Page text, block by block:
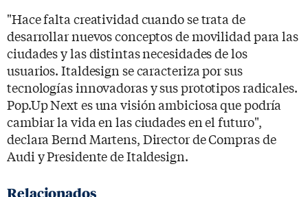
"Hace falta creatividad cuando se trata de
desarrollar nuevos conceptos de movilidad para las
ciudades y las distintas necesidades de los
usuarios. Italdesign se caracteriza por sus
tecnologías innovadoras y sus prototipos radicales.
Pop.Up Next es una visión ambiciosa que podría
cambiar la vida en las ciudades en el futuro",
declara Bernd Martens, Director de Compras de
Audi y Presidente de Italdesign.